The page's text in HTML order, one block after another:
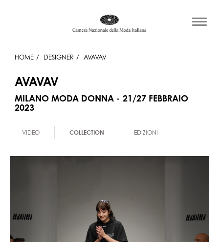
HOME DESIGNER AVAVAV
AVAVAV
MILANO MODA DONNA - 21/27 FEBBRAIO
2023
VIDEO COLLECTION EDIZIONI